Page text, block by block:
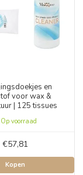
en
voor wax &
| 125 tissues
voorraad
€57,81
Kopen